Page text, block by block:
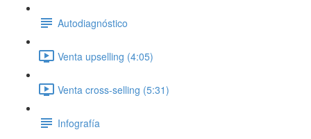
Autodiagnóstico
Venta upselling (4:05)
Venta cross-selling (5:31)
Infografía